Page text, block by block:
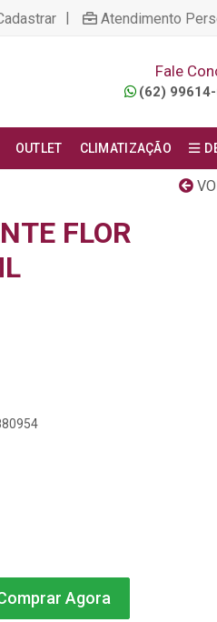
| Atendimento
Fale
(62)
OUTLET CLIMATIZAÇÃO
FLOR
Agora